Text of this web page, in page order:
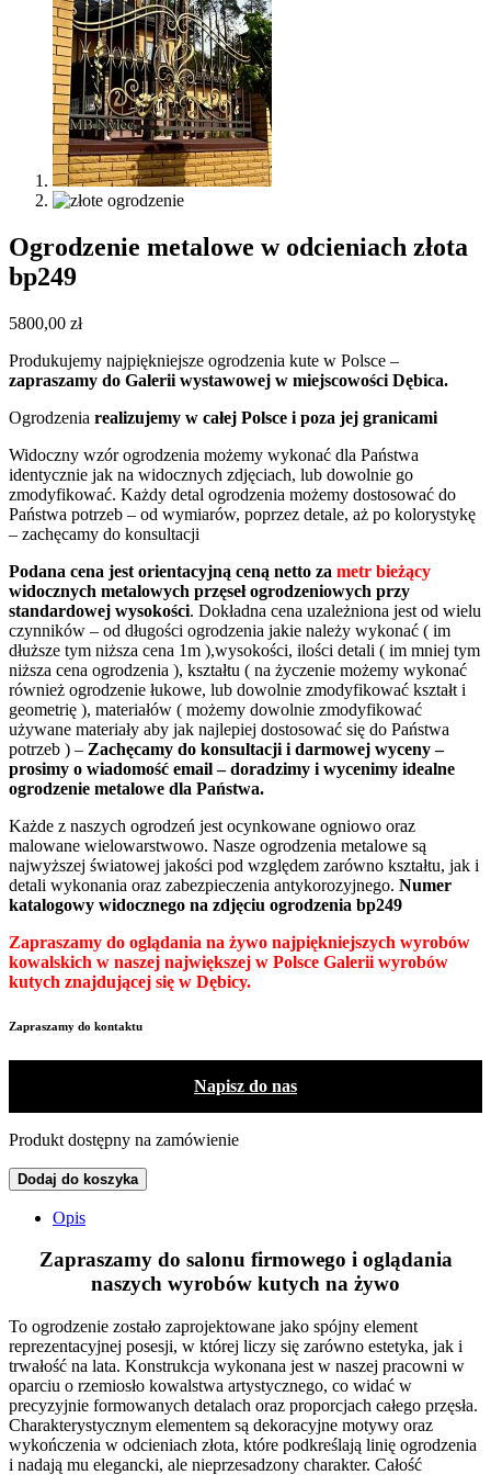
Ogrodzenie metalowe w odcieniach złota
bp249
5800,00 zł
Produkujemy najpiękniejsze ogrodzenia kute w Polsce –
zapraszamy do Galerii wystawowej w miejscowości Dębica.
Ogrodzenia realizujemy w całej Polsce i poza jej granicami
Widoczny wzór ogrodzenia możemy wykonać dla Państwa
identycznie jak na widocznych zdjęciach, lub dowolnie go
zmodyfikować. Każdy detal ogrodzenia możemy dostosować do
Państwa potrzeb – od wymiarów, poprzez detale, aż po kolorystykę
– zachęcamy do konsultacji
Podana cena jest orientacyjną ceną netto za metr bieżący
widocznych metalowych przęseł ogrodzeniowych przy
standardowej wysokości. Dokładna cena uzależniona jest od wielu
czynników – od długości ogrodzenia jakie należy wykonać ( im
dłuższe tym niższa cena 1m ),wysokości, ilości detali ( im mniej tym
niższa cena ogrodzenia ), kształtu ( na życzenie możemy wykonać
również ogrodzenie łukowe, lub dowolnie zmodyfikować kształt i
geometrię ), materiałów ( możemy dowolnie zmodyfikować
używane materiały aby jak najlepiej dostosować się do Państwa
potrzeb ) – Zachęcamy do konsultacji i darmowej wyceny –
prosimy o wiadomość email – doradzimy i wycenimy idealne
ogrodzenie metalowe dla Państwa.
Każde z naszych ogrodzeń jest ocynkowane ogniowo oraz
malowane wielowarstwowo. Nasze ogrodzenia metalowe są
najwyższej światowej jakości pod względem zarówno kształtu, jak i
detali wykonania oraz zabezpieczenia antykorozyjnego. Numer
katalogowy widocznego na zdjęciu ogrodzenia bp249
Zapraszamy do oglądania na żywo najpiękniejszych wyrobów
kowalskich w naszej największej w Polsce Galerii wyrobów
kutych znajdującej się w Dębicy.
Zapraszamy do kontaktu
Napisz do nas
Produkt dostępny na zamówienie
Dodaj do koszyka
Opis
Zapraszamy do salonu firmowego i oglądania
naszych wyrobów kutych na żywo
To ogrodzenie zostało zaprojektowane jako spójny element
reprezentacyjnej posesji, w której liczy się zarówno estetyka, jak i
trwałość na lata. Konstrukcja wykonana jest w naszej pracowni w
oparciu o rzemiosło kowalstwa artystycznego, co widać w
precyzyjnie formowanych detalach oraz proporcjach całego przęsła.
Charakterystycznym elementem są dekoracyjne motywy oraz
wykończenia w odcieniach złota, które podkreślają linię ogrodzenia
i nadają mu elegancki, ale nieprzesadzony charakter. Całość